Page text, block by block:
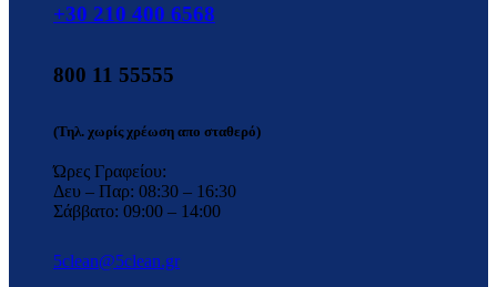
+30 210 400 6568
800 11 55555
(Τηλ. χωρίς χρέωση απο σταθερό)
Ώρες Γραφείου:
Δευ – Παρ: 08:30 – 16:30
Σάββατο: 09:00 – 14:00
5clean@5clean.gr